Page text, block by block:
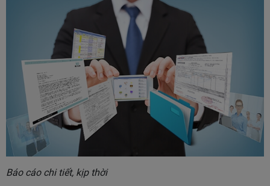
Báo cáo chi tiết, kịp thời